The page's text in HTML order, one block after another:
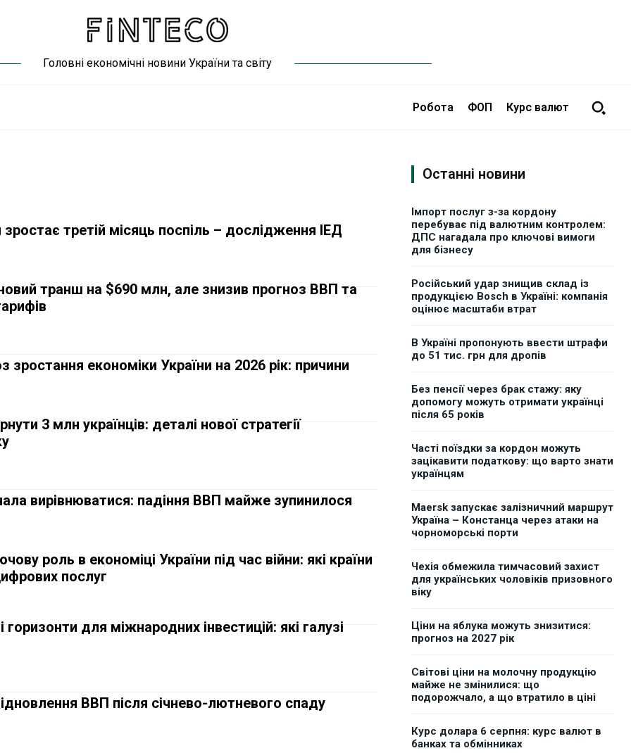
Головні економічні новини України та світу
Робота ФОП Курс валют
третій місяць поспіль – дослідження ІЕД
транш на $690 млн, але знизив прогноз ВВП та
зростання економіки України на 2026 рік: причини
3 млн українців: деталі нової стратегії
вирівнюватися: падіння ВВП майже зупинилося
роль в економіці України під час війни: які країни
послуг
горизонти для міжнародних інвестицій: які галузі
ВВП після січнево-лютневого спаду
Останні новини
Імпорт послуг з-за кордону
перебуває під валютним контролем:
ДПС нагадала про ключові вимоги
для бізнесу
Російський удар знищив склад із
продукцією Bosch в Україні: компанія
оцінює масштаби втрат
В Україні пропонують ввести штрафи
до 51 тис. грн для дропів
Без пенсії через брак стажу: яку
допомогу можуть отримати українці
після 65 років
Часті поїздки за кордон можуть
зацікавити податкову: що варто знати
українцям
Maersk запускає залізничний маршрут
Україна – Констанца через атаки на
чорноморські порти
Чехія обмежила тимчасовий захист
для українських чоловіків призовного
віку
Ціни на яблука можуть знизитися:
прогноз на 2027 рік
Світові ціни на молочну продукцію
майже не змінилися: що
подорожчало, а що втратило в ціні
Курс долара 6 серпня: курс валют в
банках та обмінниках